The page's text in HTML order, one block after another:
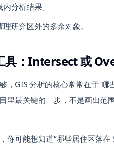
分析结果。
研究区外的多余对象。
具：Intersect 或
，GIS 分析的核心常常在于“
里最关键的一步，不是画出范
你可能想知道“哪些居住区落